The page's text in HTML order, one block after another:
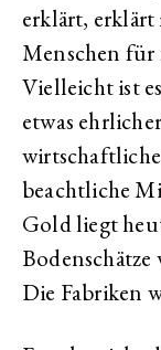
erklärt, erklärt
Menschen
Vielleicht ist
etwas
beachtliche
Gold liegt
Die Fabriken